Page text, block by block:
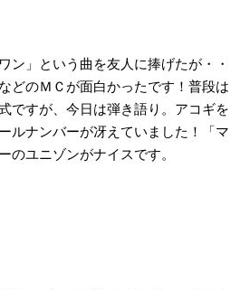
ン」という曲を友人に捧げたが・・
どのＭＣが面白かったです！普段は
ですが、今日は弾き語り。アコギを
ルナンバーが冴えていました！「マ
のユニゾンがナイスです。